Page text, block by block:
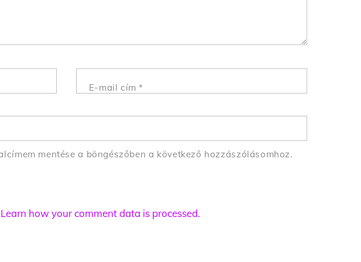
E-mail cím*
mentése a böngészőben a következő hozzászólásomhoz.
Learn how your comment data is processed.